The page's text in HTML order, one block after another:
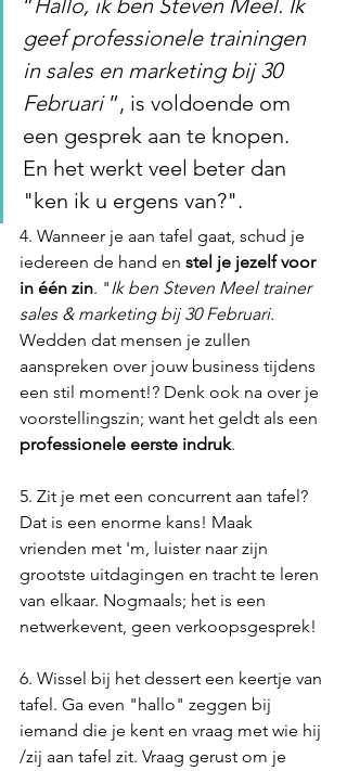
“Hallo, ik ben Steven Meel. Ik
geef professionele trainingen
in sales en marketing bij 30
Februari ”, is voldoende om
een gesprek aan te knopen.
En het werkt veel beter dan
"ken ik u ergens van?".
4. Wanneer je aan tafel gaat, schud je
iedereen de hand en stel je jezelf voor
in één zin. "Ik ben Steven Meel trainer
sales & marketing bij 30 Februari.
Wedden dat mensen je zullen
aanspreken over jouw business tijdens
een stil moment!? Denk ook na over je
voorstellingszin; want het geldt als een
professionele eerste indruk.
5. Zit je met een concurrent aan tafel?
Dat is een enorme kans! Maak
vrienden met 'm, luister naar zijn
grootste uitdagingen en tracht te leren
van elkaar. Nogmaals; het is een
netwerkevent, geen verkoopsgesprek!
6. Wissel bij het dessert een keertje van
tafel. Ga even "hallo" zeggen bij
iemand die je kent en vraag met wie hij
/zij aan tafel zit. Vraag gerust om je